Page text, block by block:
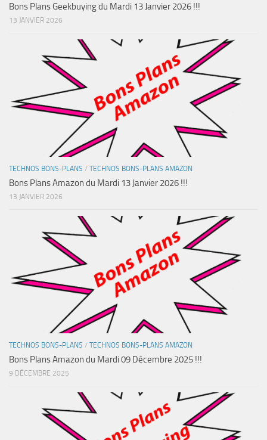
Bons Plans Geekbuying du Mardi 13 Janvier 2026 !!!
13 JANVIER 2026
TECHNOS BONS-PLANS / TECHNOS BONS-PLANS AMAZON
Bons Plans Amazon du Mardi 13 Janvier 2026 !!!
13 JANVIER 2026
TECHNOS BONS-PLANS / TECHNOS BONS-PLANS AMAZON
Bons Plans Amazon du Mardi 09 Décembre 2025 !!!
9 DÉCEMBRE 2025